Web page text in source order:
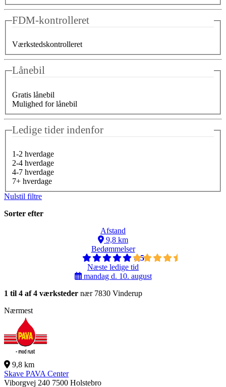
FDM-kontrolleret
Værkstedskontrolleret
Lånebil
Gratis lånebil
Mulighed for lånebil
Ledige tider indenfor
1-2 hverdage
2-4 hverdage
4-7 hverdage
7+ hverdage
Nulstil filtre
Sorter efter
Afstand
9,8 km
Bedømmelser
4,5
Næste ledige tid
mandag d. 10. august
1 til 4 af 4 værksteder nær 7830 Vinderup
Nærmest
9,8 km
Skave PAVA Center
Viborgvej 240 7500 Holstebro